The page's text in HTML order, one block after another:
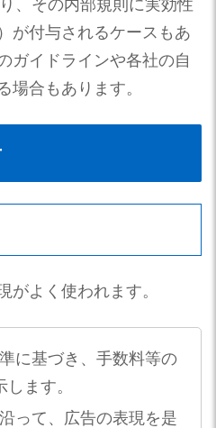
、その内部規則に実効性
が付与されるケースもあ
ガイドラインや各社の自
場合もあります。
がよく使われます。
に基づき、手数料等の
ます。
って、広告の表現を是